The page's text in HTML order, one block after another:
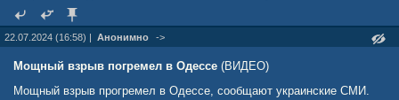
22.07.2024 (16:58) | Анонимно ->
Мощный взрыв погремел в Одессе (ВИДЕО)
Мощный взрыв прогремел в Одессе, сообщают украинские СМИ.